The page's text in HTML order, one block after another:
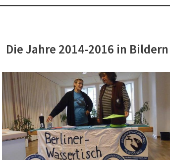
Die Jahre 2014-2016 in Bildern